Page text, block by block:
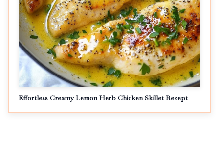
Effortless Creamy Lemon Herb Chicken Skillet Rezept